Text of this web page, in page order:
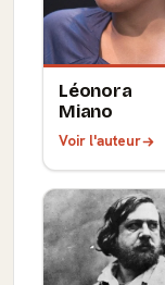
Léonora
Miano
Voir l'auteur